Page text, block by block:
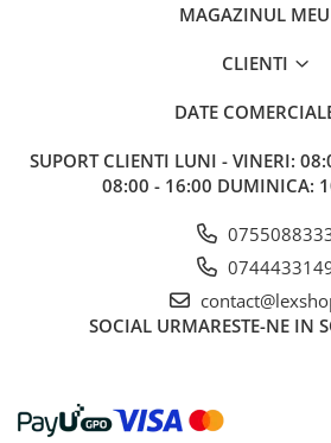
Altele
Board games
Alte RPG
MAGAZINUL MEU
CLIENTI
DATE
SUPORT CLIENTI LUNI - VINERI:
08:00 - 16:00 DUMINICA:
SOCIAL URMARESTE-NE IN